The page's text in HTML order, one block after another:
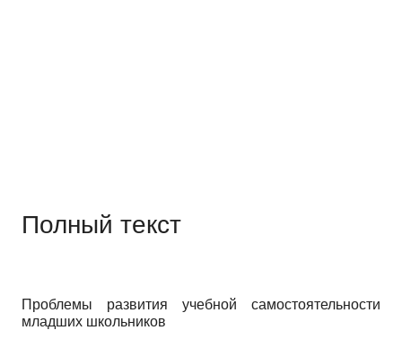
Полный текст
Проблемы развития учебной самостоятельности
младших школьников